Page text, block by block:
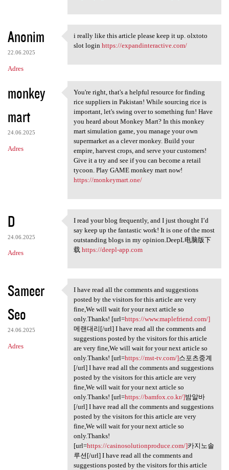
Anonim
22.06.2025
Adres
i really like this article
i really like this article please keep it up. olxtoto
slot login https://expandinteractive.com/
monkey
mart
24.06.2025
Adres
You're right, that's a
You're right, that's a helpful resource for finding
rice suppliers in Pakistan! While sourcing rice is
important, let's swing over to something fun! Have
you heard about Monkey Mart? In this monkey
mart simulation game, you manage your own
supermarket as a clever monkey. Build your
empire, harvest crops, and serve your customers!
Give it a try and see if you can become a retail
tycoon. Play GAME monkey mart now!
https://monkeymart.one/
D
24.06.2025
Adres
I read your blog frequently,
I read your blog frequently, and I just thought I’d
say keep up the fantastic work! It is one of the most
outstanding blogs in my opinion.DeepL电脑版下
载 https://deepl-app.com
Sameer
Seo
24.06.2025
Adres
I have read all the comments
I have read all the comments and suggestions
posted by the visitors for this article are very
fine,We will wait for your next article so
only.Thanks! [url=https://www.maplefriend.com/]
메랜대리[/url] I have read all the comments and
suggestions posted by the visitors for this article
are very fine,We will wait for your next article so
only.Thanks! [url=https://mst-tv.com/]스포츠중계
[/url] I have read all the comments and suggestions
posted by the visitors for this article are very
fine,We will wait for your next article so
only.Thanks! [url=https://bamfox.co.kr/]밤알바
[/url] I have read all the comments and suggestions
posted by the visitors for this article are very
fine,We will wait for your next article so
only.Thanks!
[url=https://casinosolutionproduce.com/]카지노솔
루션[/url] I have read all the comments and
suggestions posted by the visitors for this article